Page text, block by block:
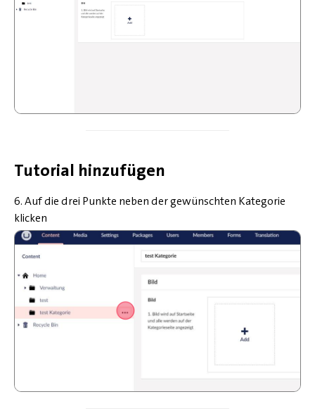
Tutorial hinzufügen
6. Auf die drei Punkte neben der gewünschten Kategorie
klicken